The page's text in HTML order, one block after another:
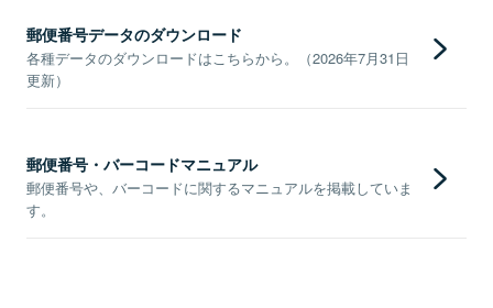
郵便番号データのダウンロード
各種データのダウンロードはこちらから。（2026年7月31日
更新）
郵便番号・バーコードマニュアル
郵便番号や、バーコードに関するマニュアルを掲載していま
す。